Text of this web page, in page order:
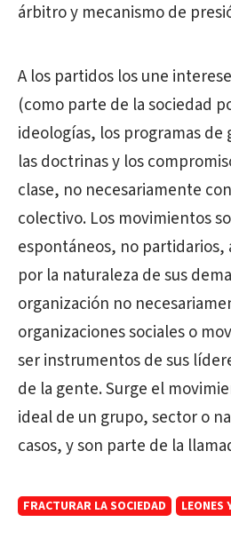
árbitro y mecanismo de
A los partidos los une
(como parte de la sociedad
ideologías, los programas de
las doctrinas y los
clase, no necesariamente
colectivo. Los movimientos
espontáneos, no
por la naturaleza de sus
organización no
organizaciones sociales o
ser instrumentos de sus
de la gente. Surge el
ideal de un grupo, sector o
casos, y son parte de la
FRACTURAR LA SOCIEDAD LEONES